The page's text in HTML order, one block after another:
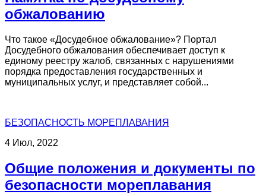
обжалованию
Что такое «Досудебное обжалование»? Портал
Досудебного обжалования обеспечивает доступ к
единому реестру жалоб, связанных с нарушениями
порядка предоставления государственных и
муниципальных услуг, и представляет собой...
БЕЗОПАСНОСТЬ МОРЕПЛАВАНИЯ
4 Июл, 2022
Общие положения и документы по
безопасности мореплавания